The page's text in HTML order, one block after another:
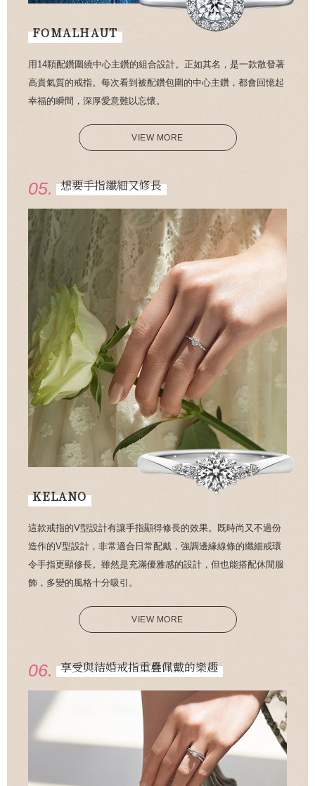
FOMALHAUT
用14顆配鑽圍繞中心主鑽的組合設計。正如其名，是一款散發著
高貴氣質的戒指。每次看到被配鑽包圍的中心主鑽，都會回憶起
幸福的瞬間，深厚愛意難以忘懷。
VIEW MORE
05. 想要手指纖細又修長
KELANO
這款戒指的V型設計有讓手指顯得修長的效果。既時尚又不過份
造作的V型設計，非常適合日常配戴，強調邊緣線條的纖細戒環
令手指更顯修長。雖然是充滿優雅感的設計，但也能搭配休閒服
飾，多變的風格十分吸引。
VIEW MORE
06. 享受與結婚戒指重疊佩戴的樂趣